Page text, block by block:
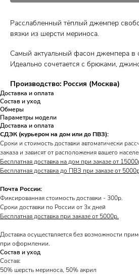
Расслабленный тёплый джемпер
вязки из шерсти мериноса.
Самый актуальный фасон джемпера в
Идеально сочетается с брюками,
Производство: Россия (Москва)
Доставка и оплата
Состав и уход
Обмеры
Параметры модели
Доставка и оплата
СДЭК (курьером на дом или до ПВЗ):
Сроки и стоимость доставки автоматически
заказа и зависят от расположения вашего
Бесплатная доставка на дом при заказе от
Бесплатная доставка до ПВЗ при заказе от
Почта России:
Фиксированная стоимость доставки - 300р.
Сроки доставки по России от 3х дней
Бесплатная доставка при заказе от 5000р.
Доставка осуществляется без возможности
при оформлении.
Состав и уход
Состав:
50% шерсть мериноса, 50% акрил